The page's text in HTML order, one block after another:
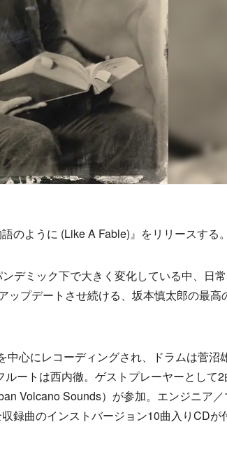
ように (Like A Fable)』をリリースする。
デミック下で大きく変化している中、日
ップデートさせ続ける、坂本慎太郎の最高
心にレコーディングされ、ドラムは菅沼
ートは西内徹。ゲストプレーヤーとして2
Volcano Sounds）が参加。エンジニア／
録曲のインストバージョン10曲入りCDが